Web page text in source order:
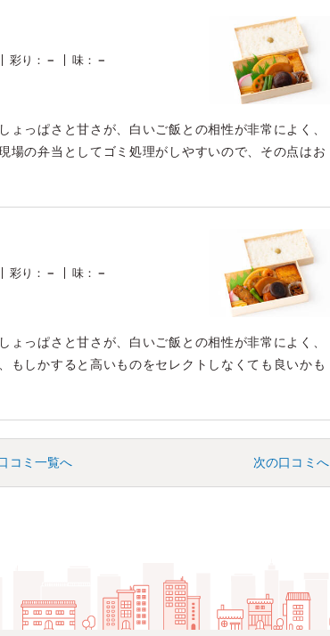
彩り ： － 味： －
っぱさと甘さが、白いご飯との相性が非常によく、
場の弁当としてゴミ処理がしやすいので、その点はお
彩り ： － 味： －
っぱさと甘さが、白いご飯との相性が非常によく、
もしかすると高いものをセレクトしなくても良いかも
コミ一覧へ 次の口コミへ